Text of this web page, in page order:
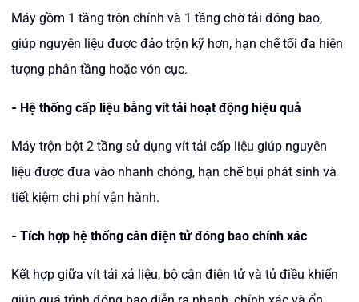
Máy gồm 1 tầng trộn chính và 1 tầng chờ tải đóng bao,
giúp nguyên liệu được đảo trộn kỹ hơn, hạn chế tối đa hiện
tượng phân tầng hoặc vón cục.
- Hệ thống cấp liệu bằng vít tải hoạt động hiệu quả
Máy trộn bột 2 tầng sử dụng vít tải cấp liệu giúp nguyên
liệu được đưa vào nhanh chóng, hạn chế bụi phát sinh và
tiết kiệm chi phí vận hành.
- Tích hợp hệ thống cân điện tử đóng bao chính xác
Kết hợp giữa vít tải xả liệu, bộ cân điện tử và tủ điều khiển